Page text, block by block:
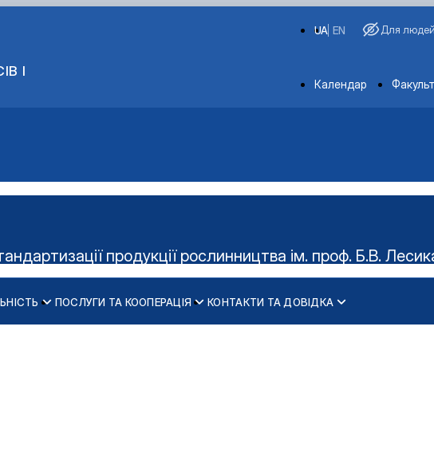
І
EN
UA Для
Departments
Календар
продукції рослинництва ім. проф. Б.В.
технології виробництва, л…
Керівництво гуртка
ПОСЛУГИ ТА КООПЕРАЦІЯ КОНТАКТИ ТА ДОВІДКА